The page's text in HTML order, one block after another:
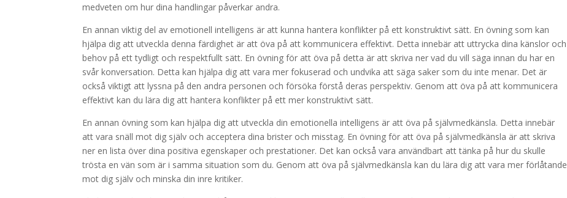
medveten om hur dina handlingar påverkar andra.
En annan viktig del av emotionell intelligens är att kunna hantera konflikter på ett konstruktivt sätt. En övning som kan
hjälpa dig att utveckla denna färdighet är att öva på att kommunicera effektivt. Detta innebär att uttrycka dina känslor och
behov på ett tydligt och respektfullt sätt. En övning för att öva på detta är att skriva ner vad du vill säga innan du har en
svår konversation. Detta kan hjälpa dig att vara mer fokuserad och undvika att säga saker som du inte menar. Det är
också viktigt att lyssna på den andra personen och försöka förstå deras perspektiv. Genom att öva på att kommunicera
effektivt kan du lära dig att hantera konflikter på ett mer konstruktivt sätt.
En annan övning som kan hjälpa dig att utveckla din emotionella intelligens är att öva på självmedkänsla. Detta innebär
att vara snäll mot dig själv och acceptera dina brister och misstag. En övning för att öva på självmedkänsla är att skriva
ner en lista över dina positiva egenskaper och prestationer. Det kan också vara användbart att tänka på hur du skulle
trösta en vän som är i samma situation som du. Genom att öva på självmedkänsla kan du lära dig att vara mer förlåtande
mot dig själv och minska din inre kritiker.